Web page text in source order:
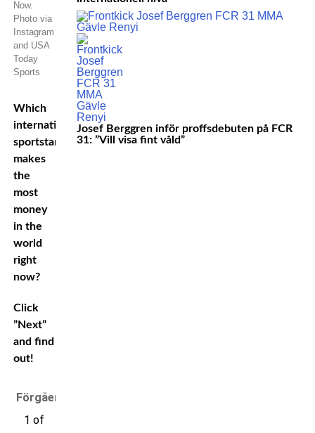
Now.
Photo via
Instagram
and USA
Today
Sports
Which
international
sportstar
makes
the
most
money
in the
world
right
now?
Click
”Next”
and find
out!
Förgående
1 of
Josef Berggren inför proffsdebuten på FCR
31: ”Vill visa fint våld”